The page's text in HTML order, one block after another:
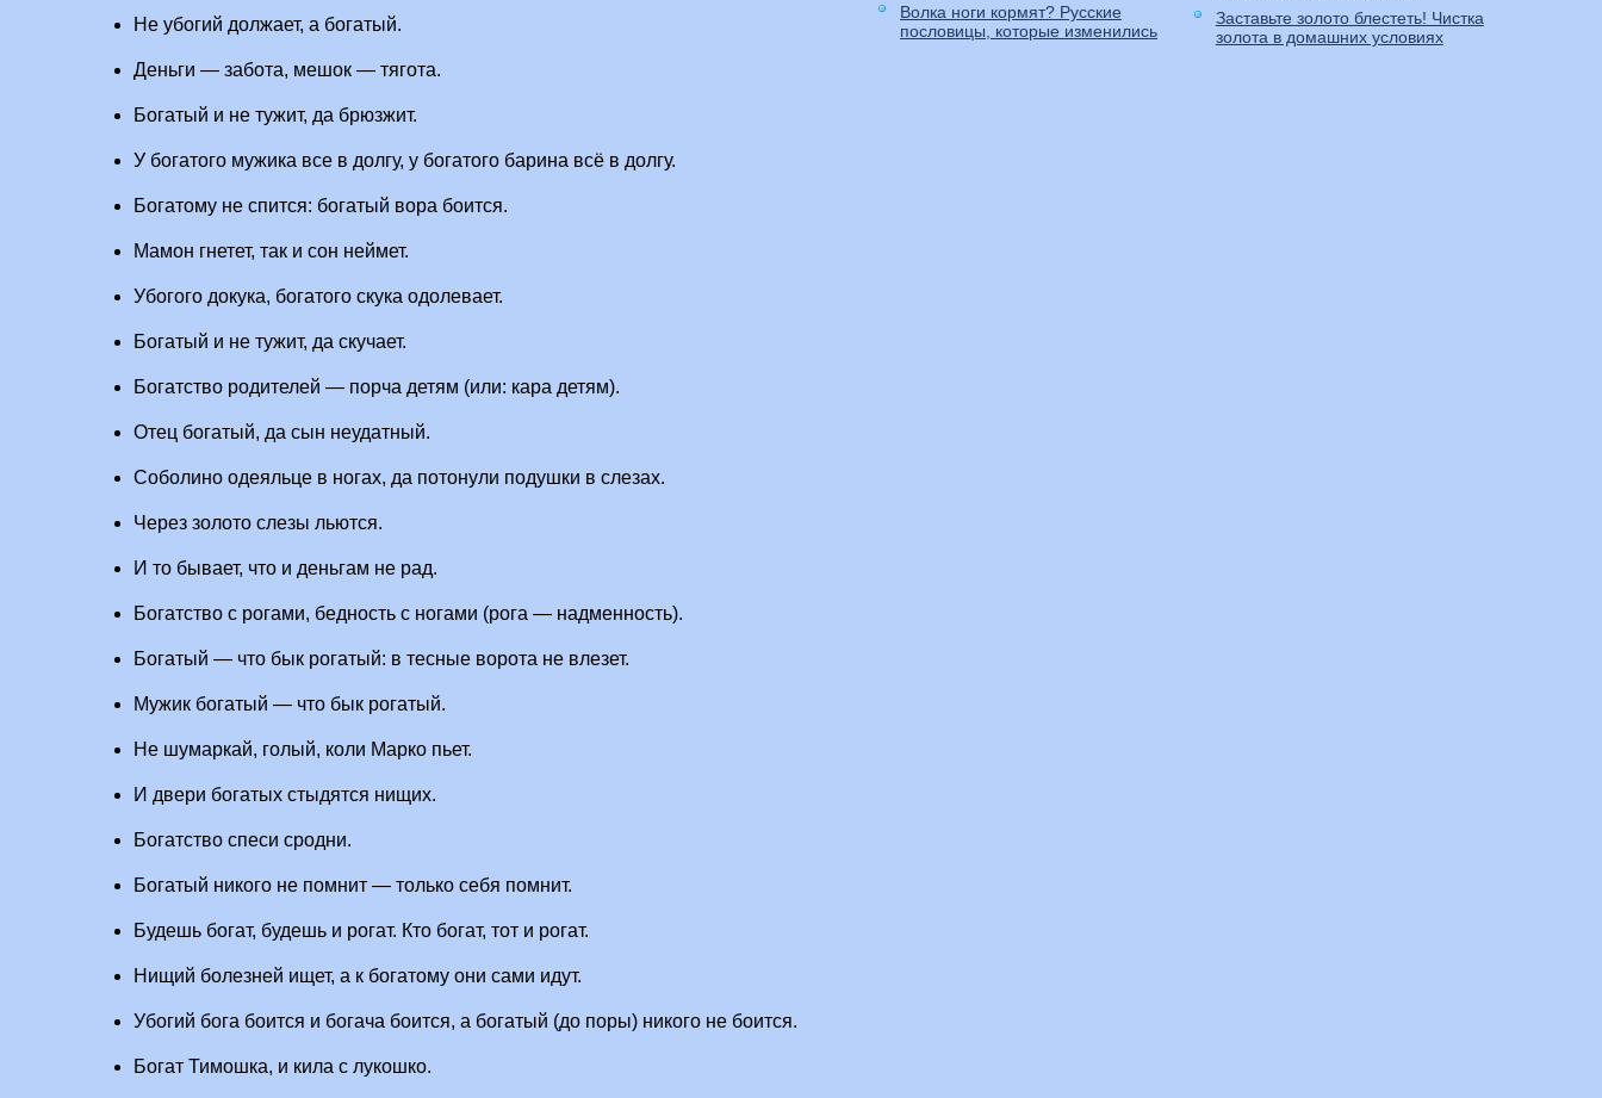
Не убогий должает, а богатый.
Деньги — забота, мешок — тягота.
Богатый и не тужит, да брюзжит.
У богатого мужика все в долгу, у богатого барина всё в долгу.
Богатому не спится: богатый вора боится.
Мамон гнетет, так и сон неймет.
Убогого докука, богатого скука одолевает.
Богатый и не тужит, да скучает.
Богатство родителей — порча детям (или: кара детям).
Отец богатый, да сын неудатный.
Соболино одеяльце в ногах, да потонули подушки в слезах.
Через золото слезы льются.
И то бывает, что и деньгам не рад.
Богатство с рогами, бедность с ногами (рога — надменность).
Богатый — что бык рогатый: в тесные ворота не влезет.
Мужик богатый — что бык рогатый.
Не шумаркай, голый, коли Марко пьет.
И двери богатых стыдятся нищих.
Богатство спеси сродни.
Богатый никого не помнит — только себя помнит.
Будешь богат, будешь и рогат. Кто богат, тот и рогат.
Нищий болезней ищет, а к богатому они сами идут.
Убогий бога боится и богача боится, а богатый (до поры) никого не боится.
Богат Тимошка, и кила с лукошко.
Волка ноги кормят? Русские
пословицы, которые изменились
Заставьте золото блестеть! Чистка
золота в домашних условиях